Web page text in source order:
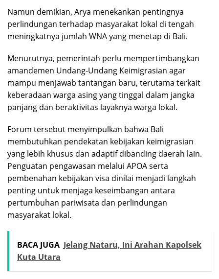
Namun demikian, Arya menekankan pentingnya
perlindungan terhadap masyarakat lokal di tengah
meningkatnya jumlah WNA yang menetap di Bali.
Menurutnya, pemerintah perlu mempertimbangkan
amandemen Undang-Undang Keimigrasian agar
mampu menjawab tantangan baru, terutama terkait
keberadaan warga asing yang tinggal dalam jangka
panjang dan beraktivitas layaknya warga lokal.
Forum tersebut menyimpulkan bahwa Bali
membutuhkan pendekatan kebijakan keimigrasian
yang lebih khusus dan adaptif dibanding daerah lain.
Penguatan pengawasan melalui APOA serta
pembenahan kebijakan visa dinilai menjadi langkah
penting untuk menjaga keseimbangan antara
pertumbuhan pariwisata dan perlindungan
masyarakat lokal.
BACA JUGA Jelang Nataru, Ini Arahan Kapolsek
Kuta Utara